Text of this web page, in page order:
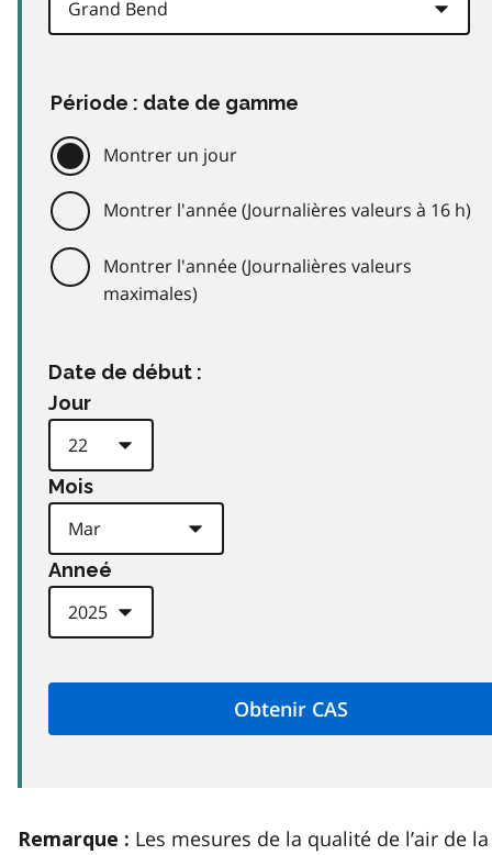
Période : date de gamme
Montrer un jour
Montrer l'année (Journalières valeurs à 16 h)
Montrer l'année (Journalières valeurs
maximales)
Date de début :
Jour
Mois
Anneé
Remarque : Les mesures de la qualité de l’air de la